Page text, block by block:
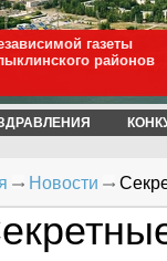
газеты
районов
Новости